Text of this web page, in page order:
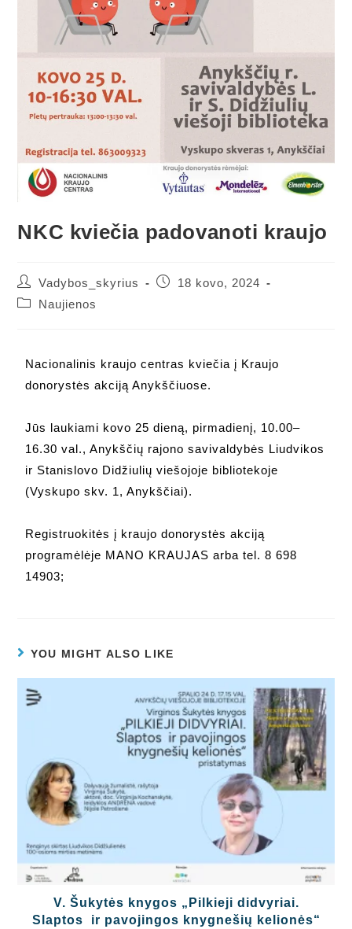
NKC kviečia padovanoti kraujo
Vadybos_skyrius
18 kovo, 2024
Naujienos
Nacionalinis kraujo centras kviečia į Kraujo
donorystės akciją Anykščiuose.
Jūs laukiami kovo 25 dieną, pirmadienį, 10.00–
16.30 val., Anykščių rajono savivaldybės Liudvikos
ir Stanislovo Didžiulių viešojoje bibliotekoje
(Vyskupo skv. 1, Anykščiai).
Registruokitės į kraujo donorystės akciją
programėlėje MANO KRAUJAS arba tel. 8 698
14903;
YOU MIGHT ALSO LIKE
V. Šukytės knygos „Pilkieji didvyriai.
Slaptos ir pavojingos knygnešių kelionės“